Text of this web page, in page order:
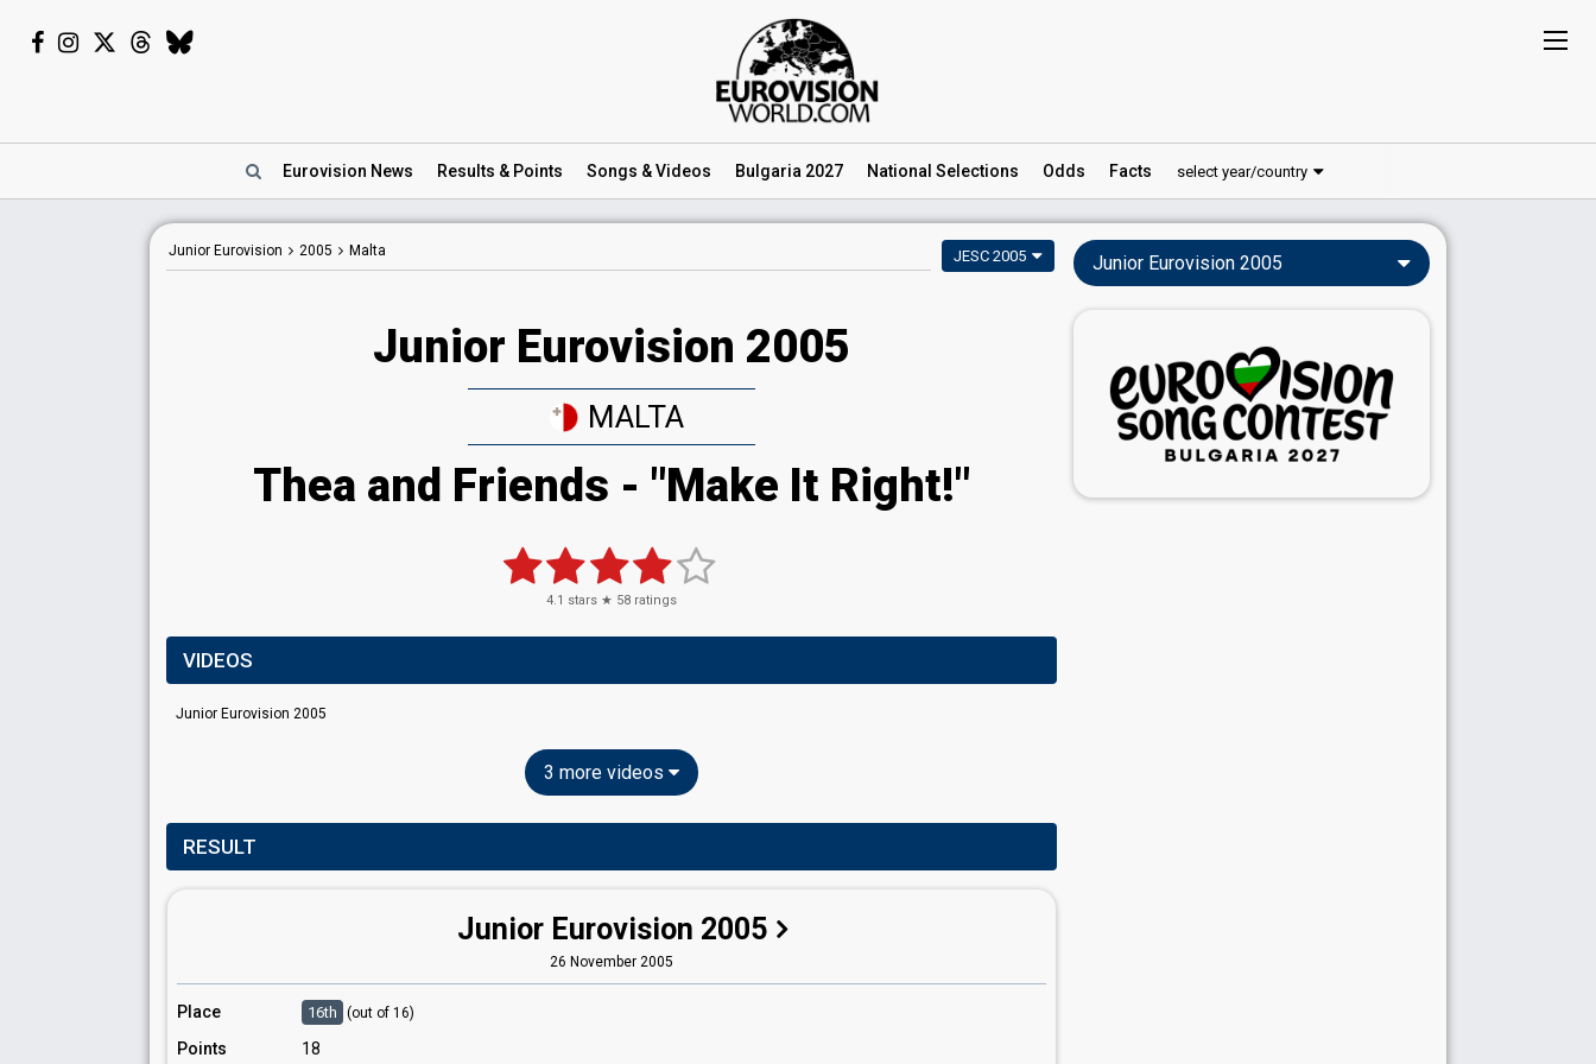
Eurovision News Results & Points Songs & Videos Bulgaria 2027 National Selections Odds Facts select year/country
Junior Eurovision 2005 Malta JESC 2005
Junior Eurovision 2005
MALTA
Thea and Friends - "Make It Right!"
4.1 stars ★ 58 ratings
VIDEOS
Junior Eurovision 2005
3 more videos
RESULT
Junior Eurovision 2005
26 November 2005
Place 16th (out of 16)
Points
18
Junior Eurovision 2005